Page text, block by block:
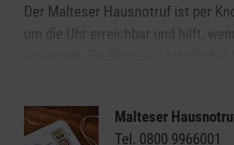
Der Malteser Hausnotruf ist per
um die Uhr erreichbar und hilft,
oder Schlimmeres – mit dem Alter
gut, wenn immer jemand da ist: Mit
Malteser
Tel. 0800 9966001